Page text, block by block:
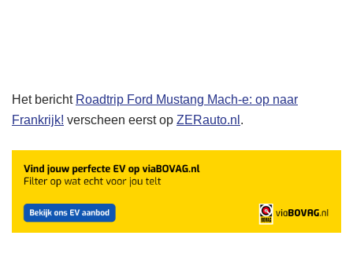
Het bericht Roadtrip Ford Mustang Mach-e: op naar
Frankrijk! verscheen eerst op ZERauto.nl .